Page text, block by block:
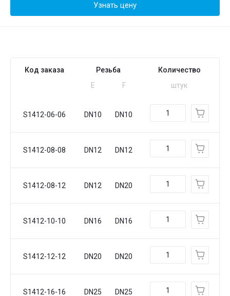
Узнать цену
Код заказа Резьба
Количество
Е
F штук
S1412-06-06 DN10 DN10
S1412-08-08 DN12 DN12
S1412-08-12 DN12 DN20
S1412-10-10 DN16 DN16
S1412-12-12 DN20 DN20
S1412-16-16 DN25 DN25